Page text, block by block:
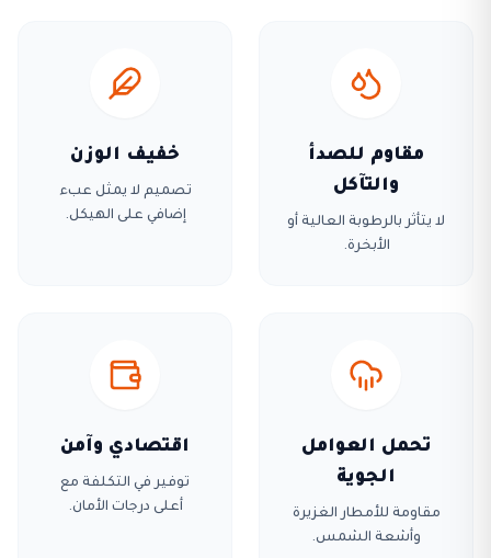
مقاوم للصدأ
والتآكل
لا يتأثر بالرطوبة العالية أو
الأبخرة.
خفيف الوزن
تصميم لا يمثل عبء
إضافي على الهيكل.
تحمل العوامل
الجوية
مقاومة للأمطار الغزيرة
وأشعة الشمس.
اقتصادي وآمن
توفير في التكلفة مع
أعلى درجات الأمان.